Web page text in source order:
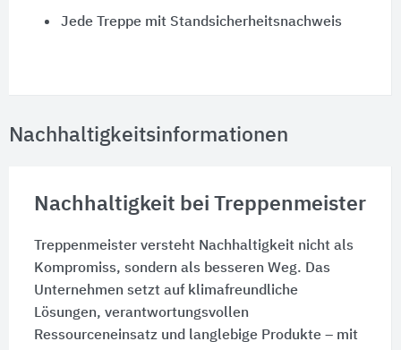
Jede Treppe mit Standsicherheitsnachweis
Nachhaltigkeitsinformationen
Nachhaltigkeit bei Treppenmeister
Treppenmeister versteht Nachhaltigkeit nicht als
Kompromiss, sondern als besseren Weg. Das
Unternehmen setzt auf klimafreundliche
Lösungen, verantwortungsvollen
Ressourceneinsatz und langlebige Produkte – mit